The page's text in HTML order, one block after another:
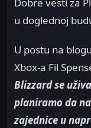
u doglednoj
U postu na
Xbox-a Fil
Blizzard se
planiramo da
zajednice u